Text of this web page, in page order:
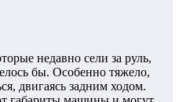
недавно сели за руль,
бы. Особенно тяжело,
двигаясь задним ходом.